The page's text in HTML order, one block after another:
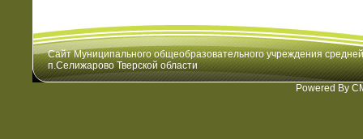
Сайт Муниципального общеобразовательного учреждения
п.Селижарово Тверской области
Powered By